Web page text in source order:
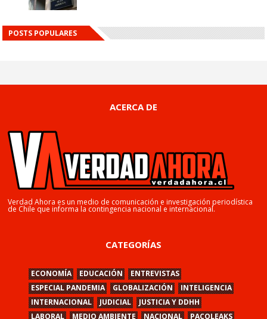
POSTS POPULARES
ACERCA DE
Verdad Ahora es un medio de comunicación e investigación periodística
de Chile que informa la contingencia nacional e internacional.
CATEGORÍAS
ECONOMÍA EDUCACIÓN
ENTREVISTAS
ESPECIAL PANDEMIA
GLOBALIZACIÓN
INTELIGENCIA
INTERNACIONAL
JUDICIAL
JUSTICIA Y DDHH
LABORAL
MEDIO AMBIENTE NACIONAL PACOLEAKS